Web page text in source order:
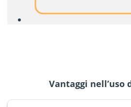
Vantaggi nell’uso